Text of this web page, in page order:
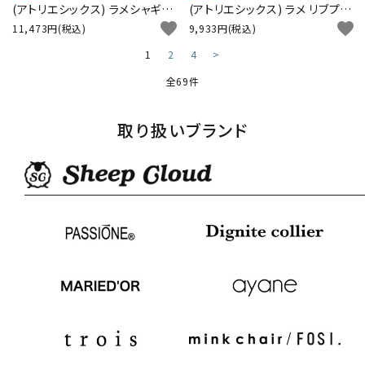
(アトリエシックス) ラメシャギー
プルオーバー
11,473円(税込) favorite
(アトリエシックス) ラメ リブプル
オーバー
9,933円(税込) favorite
1 2 4
>
全69件
取り扱いブランド